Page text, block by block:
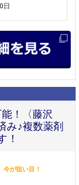
日
！〈藤沢
み♪複数薬剤
！
今が狙い目！